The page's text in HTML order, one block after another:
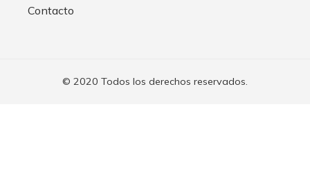
Contacto
© 2020 Todos los derechos reservados.